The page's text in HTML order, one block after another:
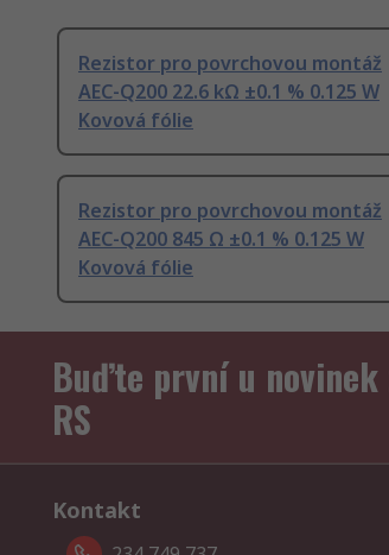
Rezistor pro povrchovou montáž
AEC-Q200 22.6 kΩ ±0.1 % 0.125 W
Kovová fólie
Rezistor pro povrchovou montáž
AEC-Q200 845 Ω ±0.1 % 0.125 W
Kovová fólie
Buďte první u novinek
RS
Kontakt